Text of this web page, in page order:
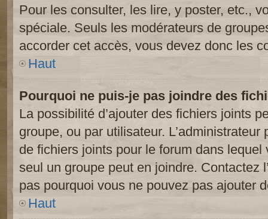
Pour les consulter, les lire, y poster, etc.,
spéciale. Seuls les modérateurs de
accorder cet accès, vous devez donc les
Haut
Pourquoi ne puis-je pas joindre des
La possibilité d’ajouter des fichiers joints
groupe, ou par utilisateur. L’administrateur
de fichiers joints pour le forum dans
seul un groupe peut en joindre. Contactez
pas pourquoi vous ne pouvez pas ajouter
Haut